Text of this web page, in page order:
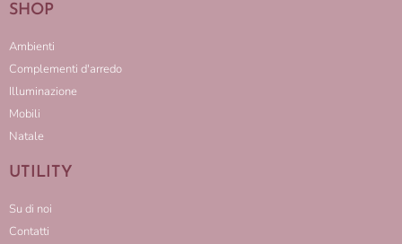
SHOP
Ambienti
Complementi d'arredo
Illuminazione
Mobili
Natale
UTILITY
Su di noi
Contatti